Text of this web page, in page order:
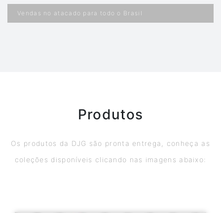
Vendas no atacado para todo o Brasil
Produtos
Os produtos da DJG são pronta entrega, conheça as
coleções disponíveis clicando nas imagens abaixo: